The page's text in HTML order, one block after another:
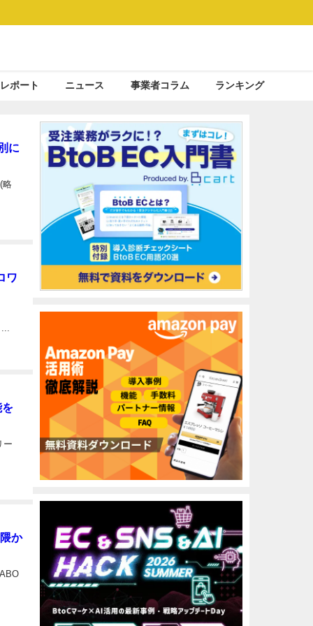
ポート ニュース 事業者コラム ランキング
に
略
ワ
ー
か